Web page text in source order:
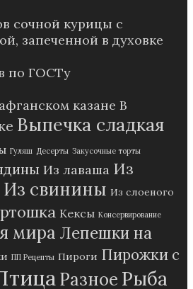
сочной курицы с
запеченной в духовке
по ГОСТу
казане В
Выпечка сладкая
Гуляш Десерты Закусочные торты
Из лаваша Из
Из свинины Из слоеного
Кексы Консервирование
мира Лепешки на
ПП Рецепты Пироги Пирожки с
Разное Рыба